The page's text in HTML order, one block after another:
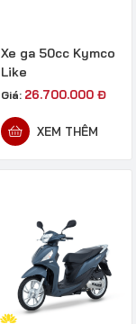
Xe ga 50cc Kymco
Like
Giá: 26.700.000 Đ
XEM THÊM